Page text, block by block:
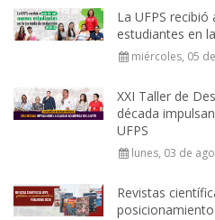
La UFPS
estudiantes en
miércoles, 05
XXI Taller de
década
UFPS
lunes, 03 de
Revistas